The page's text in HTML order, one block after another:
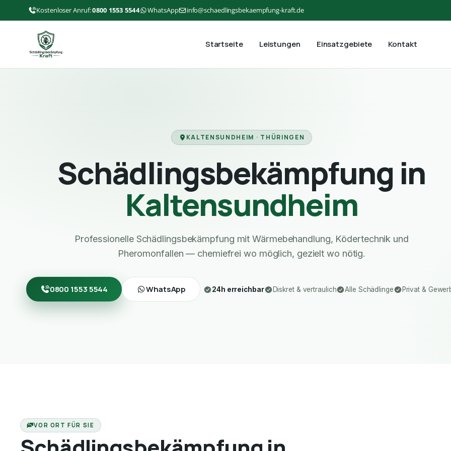
Kostenloser Anruf:0800 1553 5544 WhatsApp info@schaedlingsbekaempfung-kraft.de
Startseite Leistungen Einsatzgebiete Kontakt
KALTENSUNDHEIM · THÜRINGEN
Schädlingsbekämpfung in
Kaltensundheim
Professionelle Schädlingsbekämpfung mit Wärmebehandlung, Ködertechnik und
Pheromonfallen — chemiefrei wo möglich, gezielt wo nötig.
0800 1553 5544 WhatsApp 24h erreichbar Diskret & vertraulich Alle Schädlinge Privat &
VOR ORT FÜR SIE